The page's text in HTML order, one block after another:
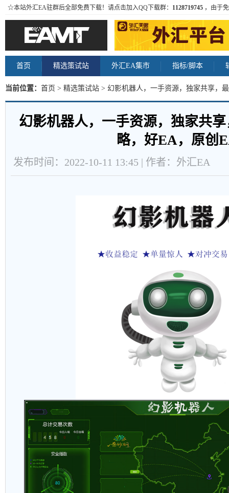
☆本站外汇EA驻群后全部免费下载！请点击加入QQ下载群： 1128719745 ，由于
首页 精选策试站 外汇EA集市 指标/脚本
当前位置： 首页 > 精选策试站 > 幻影机器人，一手资源，独家共享，
容
幻影机器人，一手资源，独家共
略，好EA，原创
发布时间：2022-10-11 13:45 | 作者：外汇EA